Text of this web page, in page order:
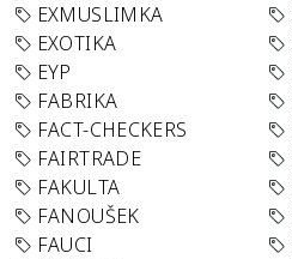
EXMUSLIMKA
EXOTIKA
EYP
FABRIKA
FACT-CHECKERS
FAIRTRADE
FAKULTA
FANOUŠEK
FAUCI